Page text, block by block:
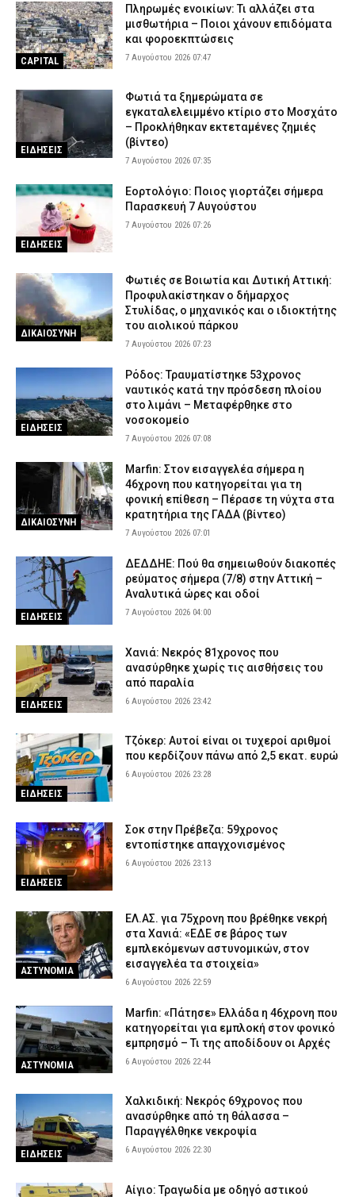
Υποστήριξαν ότι έπαθε ηλεκτροπληξία
ΑΣΤΥΝΟΜΙΑ 6 Αυγούστου 2026 18:39
Τραγωδία στην Ελασσόνα: Άνδρας εντοπίστηκε νεκρός στο
χωράφι του
ΕΙΔΗΣΕΙΣ 6 Αυγούστου 2026 18:28
Χανιά: Θρίλερ με τον θάνατο της 75χρονης – Είχε προσαχθεί στο
Τμήμα πριν δηλωθεί αγνοούμενη (εικόνα)
ΑΣΤΥΝΟΜΙΑ 6 Αυγούστου 2026 18:15
CAPITAL
Πληρωμές ενοικίων: Τι αλλάζει στα
μισθωτήρια – Ποιοι χάνουν επιδόματα
και φοροεκπτώσεις
7 Αυγούστου 2026 07:47
ΕΙΔΗΣΕΙΣ
Φωτιά τα ξημερώματα σε
εγκαταλελειμμένο κτίριο στο Μοσχάτο
– Προκλήθηκαν εκτεταμένες ζημιές
(βίντεο)
7 Αυγούστου 2026 07:35
ΕΙΔΗΣΕΙΣ
Εορτολόγιο: Ποιος γιορτάζει σήμερα
Παρασκευή 7 Αυγούστου
7 Αυγούστου 2026 07:26
ΔΙΚΑΙΟΣΥΝΗ
Φωτιές σε Βοιωτία και Δυτική Αττική:
Προφυλακίστηκαν ο δήμαρχος
Στυλίδας, ο μηχανικός και ο ιδιοκτήτης
του αιολικού πάρκου
7 Αυγούστου 2026 07:23
ΕΙΔΗΣΕΙΣ
Ρόδος: Τραυματίστηκε 53χρονος
ναυτικός κατά την πρόσδεση πλοίου
στο λιμάνι – Μεταφέρθηκε στο
νοσοκομείο
7 Αυγούστου 2026 07:08
ΔΙΚΑΙΟΣΥΝΗ
Marfin: Στον εισαγγελέα σήμερα η
46χρονη που κατηγορείται για τη
φονική επίθεση – Πέρασε τη νύχτα στα
κρατητήρια της ΓΑΔΑ (βίντεο)
7 Αυγούστου 2026 07:01
ΕΙΔΗΣΕΙΣ
ΔΕΔΔΗΕ: Πού θα σημειωθούν διακοπές
ρεύματος σήμερα (7/8) στην Αττική –
Αναλυτικά ώρες και οδοί
7 Αυγούστου 2026 04:00
ΕΙΔΗΣΕΙΣ
Χανιά: Νεκρός 81χρονος που
ανασύρθηκε χωρίς τις αισθήσεις του
από παραλία
6 Αυγούστου 2026 23:42
ΕΙΔΗΣΕΙΣ
Τζόκερ: Αυτοί είναι οι τυχεροί αριθμοί
που κερδίζουν πάνω από 2,5 εκατ. ευρώ
6 Αυγούστου 2026 23:28
ΕΙΔΗΣΕΙΣ
Σοκ στην Πρέβεζα: 59χρονος
εντοπίστηκε απαγχονισμένος
6 Αυγούστου 2026 23:13
ΑΣΤΥΝΟΜΙΑ
ΕΛ.ΑΣ. για 75χρονη που βρέθηκε νεκρή
στα Χανιά: «ΕΔΕ σε βάρος των
εμπλεκόμενων αστυνομικών, στον
εισαγγελέα τα στοιχεία»
6 Αυγούστου 2026 22:59
ΑΣΤΥΝΟΜΙΑ
Marfin: «Πάτησε» Ελλάδα η 46χρονη που
κατηγορείται για εμπλοκή στον φονικό
εμπρησμό – Τι της αποδίδουν οι Αρχές
6 Αυγούστου 2026 22:44
ΕΙΔΗΣΕΙΣ
Χαλκιδική: Νεκρός 69χρονος που
ανασύρθηκε από τη θάλασσα –
Παραγγέλθηκε νεκροψία
6 Αυγούστου 2026 22:30
Αίγιο: Τραγωδία με οδηγό αστικού